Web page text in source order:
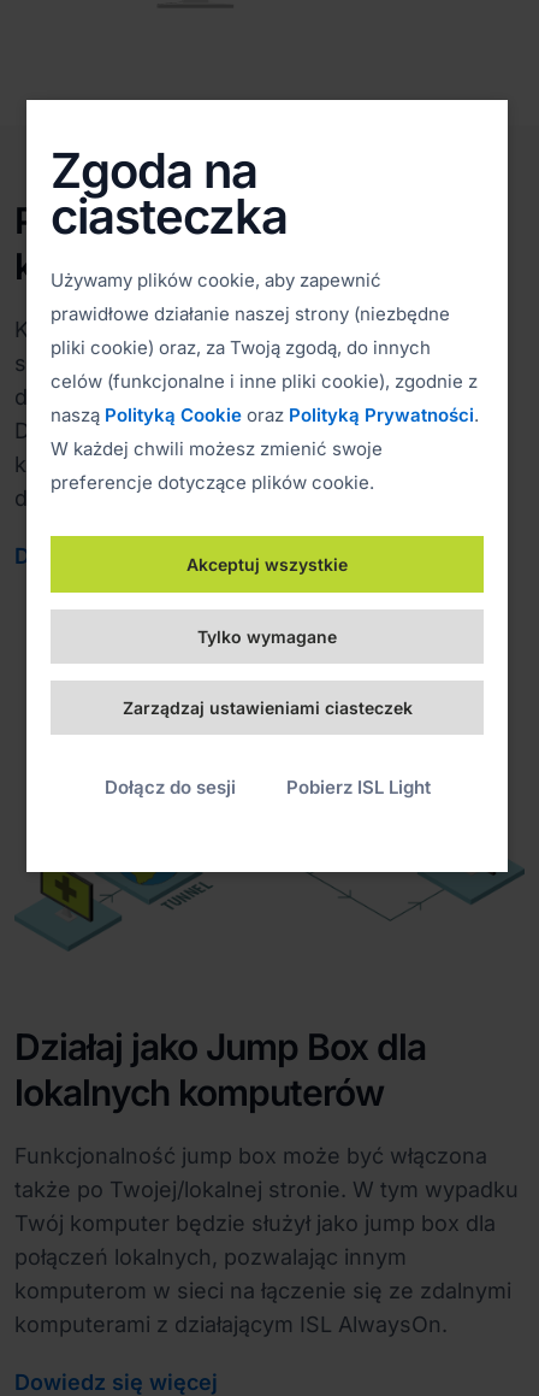
Przejdź do zdalnych
komputerów
Komputer z działającym ISL AlwaysOn może
służyć jako punkt przekazujący połączenia z
dowolnym innym komputerem w lokalnej sieci.
Dzięki temu, potrzebujesz tylko jednego
komputera z ISL AlwaysOn, aby połączyć się z
dowolnym komputerem w zdalnej sieci.
Dowiedz się więcej
Działaj jako Jump Box dla
lokalnych komputerów
Funkcjonalność jump box może być włączona
także po Twojej/lokalnej stronie. W tym wypadku
Twój komputer będzie służył jako jump box dla
połączeń lokalnych, pozwalając innym
komputerom w sieci na łączenie się ze zdalnymi
komputerami z działającym ISL AlwaysOn.
Dowiedz się więcej
Zgoda na
ciasteczka
Używamy plików cookie, aby zapewnić
prawidłowe działanie naszej strony (niezbędne
pliki cookie) oraz, za Twoją zgodą, do innych
celów (funkcjonalne i inne pliki cookie), zgodnie z
naszą Polityką Cookie oraz Polityką Prywatności.
W każdej chwili możesz zmienić swoje
preferencje dotyczące plików cookie.
Akceptuj wszystkie
Tylko wymagane
Zarządzaj ustawieniami ciasteczek
Dołącz do sesji Pobierz ISL Light